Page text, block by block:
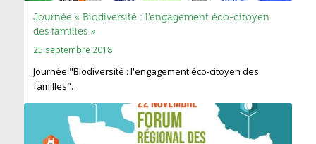
Journée « Biodiversité : l’engagement éco-citoyen
des familles »
25 septembre 2018
Journée "Biodiversité : l'engagement éco-citoyen des
familles"…